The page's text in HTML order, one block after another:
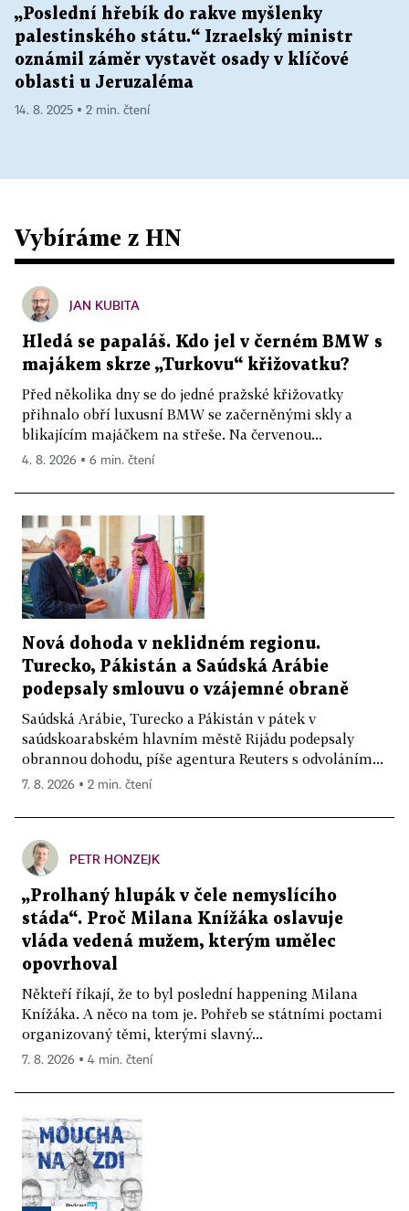
„Poslední hřebík do rakve myšlenky
palestinského státu.“ Izraelský ministr
oznámil záměr vystavět osady v klíčové
oblasti u Jeruzaléma
14. 8. 2025 ▪ 2 min. čtení
Vybíráme z HN
JAN KUBITA
Hledá se papaláš. Kdo jel v černém BMW s
majákem skrze „Turkovu“ křižovatku?
Před několika dny se do jedné pražské křižovatky
přihnalo obří luxusní BMW se začerněnými skly a
blikajícím majáčkem na střeše. Na červenou...
4. 8. 2026 ▪ 6 min. čtení
Nová dohoda v neklidném regionu.
Turecko, Pákistán a Saúdská Arábie
podepsaly smlouvu o vzájemné obraně
Saúdská Arábie, Turecko a Pákistán v pátek v
saúdskoarabském hlavním městě Rijádu podepsaly
obrannou dohodu, píše agentura Reuters s odvoláním...
7. 8. 2026 ▪ 2 min. čtení
PETR HONZEJK
„Prolhaný hlupák v čele nemyslícího
stáda“. Proč Milana Knížáka oslavuje
vláda vedená mužem, kterým umělec
opovrhoval
Někteří říkají, že to byl poslední happening Milana
Knížáka. A něco na tom je. Pohřeb se státními poctami
organizovaný těmi, kterými slavný...
7. 8. 2026 ▪ 4 min. čtení